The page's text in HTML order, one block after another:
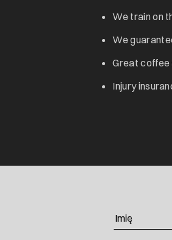
We train on
We
Great coffee
Injury
Imię